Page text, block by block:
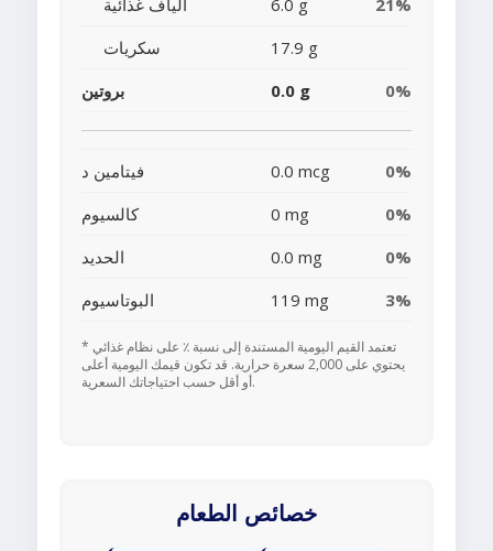
ألياف غذائية 6.0 g
21%
سكريات
17.9 g
بروتين
0.0 g 0%
فيتامين د 0.0 mcg
0%
كالسيوم
0 mg
0%
الحديد
0.0 mg
0%
البوتاسيوم
119 mg 3%
* تعتمد القيم اليومية المستندة إلى نسبة ٪ على نظام غذائي
يحتوي على 2,000 سعرة حرارية. قد تكون قيمك اليومية أعلى
أو أقل حسب احتياجاتك السعرية.
خصائص الطعام